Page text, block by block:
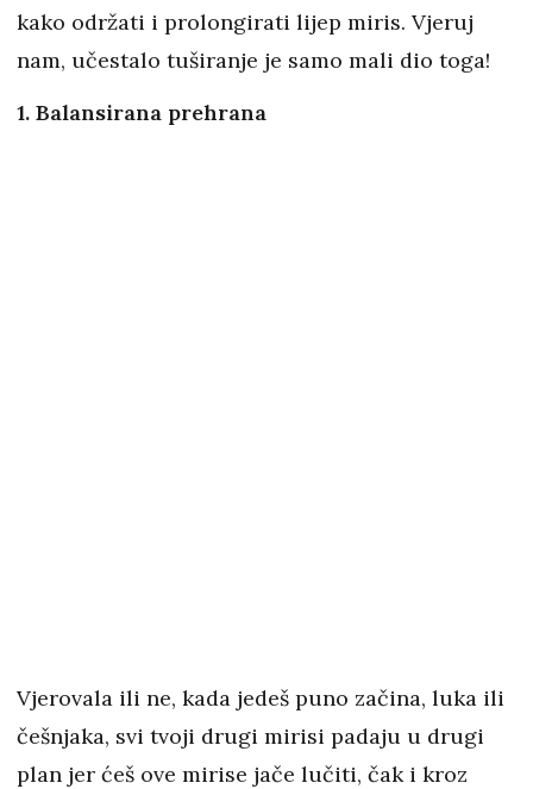
kako održati i prolongirati lijep miris. Vjeruj
nam, učestalo tuširanje je samo mali dio toga!
1. Balansirana prehrana
Vjerovala ili ne, kada jedeš puno začina, luka ili
češnjaka, svi tvoji drugi mirisi padaju u drugi
plan jer ćeš ove mirise jače lučiti, čak i kroz